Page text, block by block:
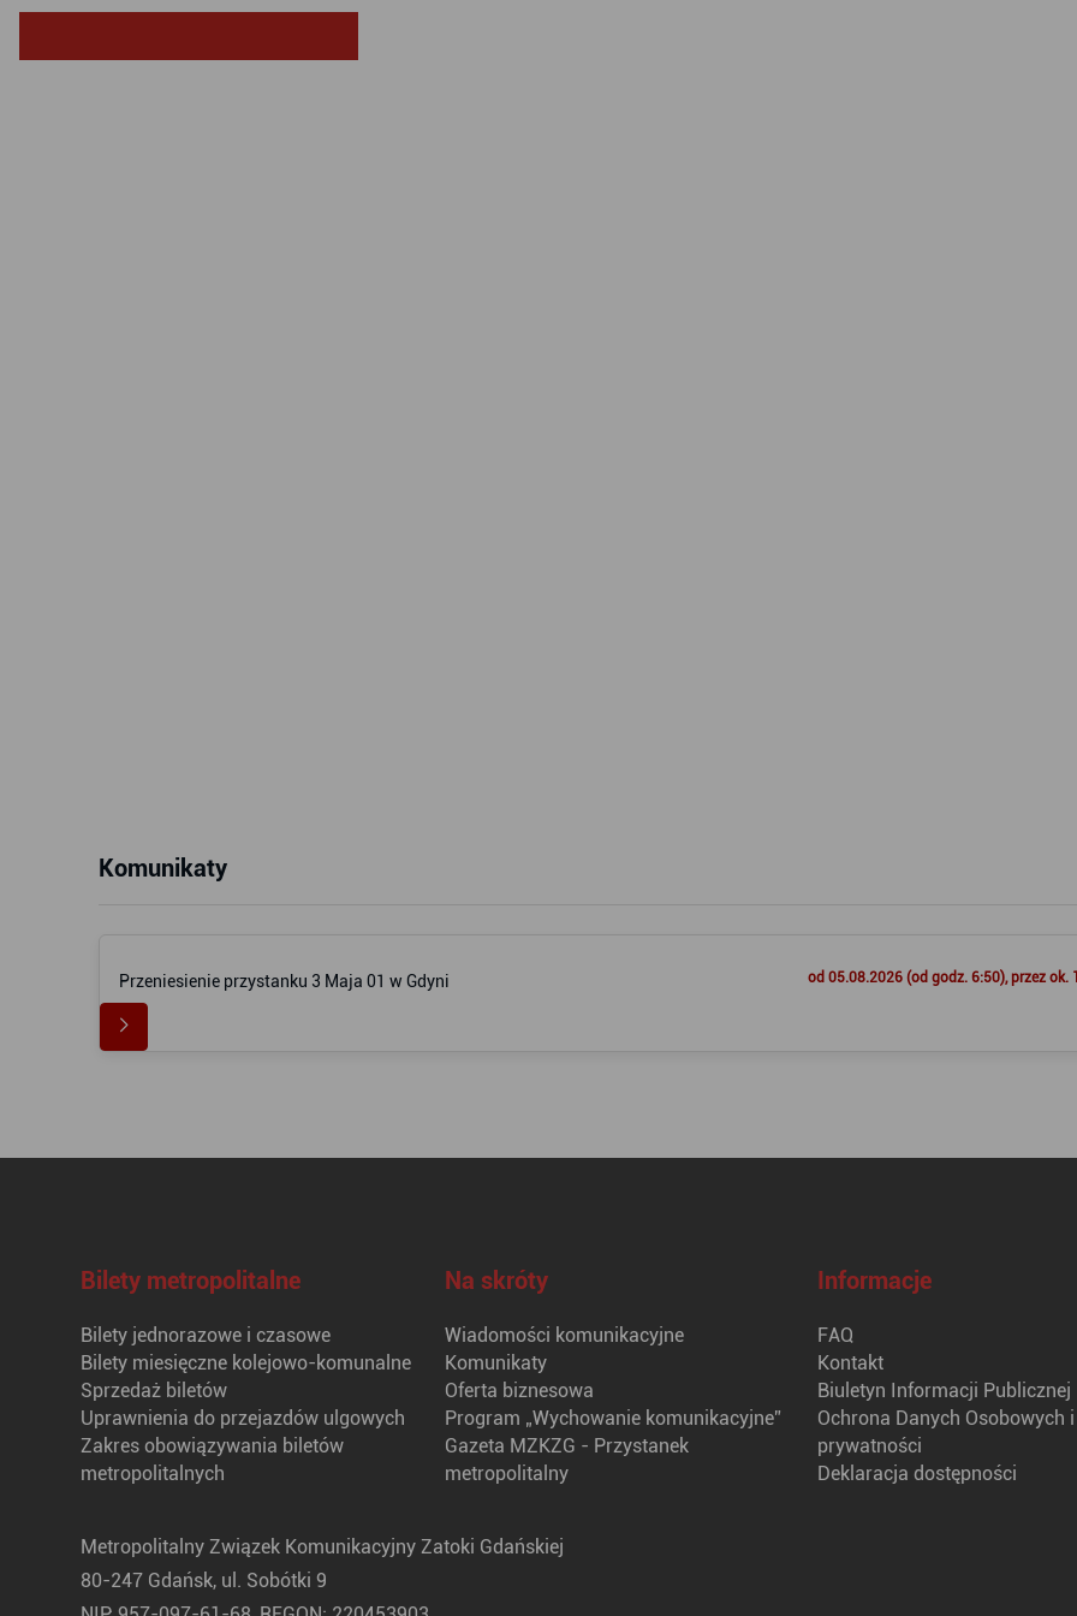
Komunikaty
Przeniesienie przystanku 3 Maja 01 w Gdyni od 05.08.2026 (od godz. 6:50), przez ok.
Bilety metropolitalne
Bilety jednorazowe i czasowe
Bilety miesięczne kolejowo-komunalne
Sprzedaż biletów
Uprawnienia do przejazdów ulgowych
Zakres obowiązywania biletów
metropolitalnych
Na skróty
Wiadomości komunikacyjne
Komunikaty
Oferta biznesowa
Program „Wychowanie komunikacyjne”
Gazeta MZKZG - Przystanek
metropolitalny
Informacje
FAQ
Kontakt
Biuletyn Informacji Publicznej
Ochrona Danych Osobowych
prywatności
Deklaracja dostępności
Metropolitalny Związek Komunikacyjny Zatoki Gdańskiej
80-247 Gdańsk, ul. Sobótki 9